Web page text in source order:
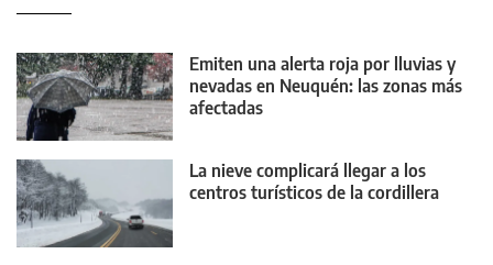
Emiten una alerta roja por lluvias y
nevadas en Neuquén: las zonas más
afectadas
La nieve complicará llegar a los
centros turísticos de la cordillera